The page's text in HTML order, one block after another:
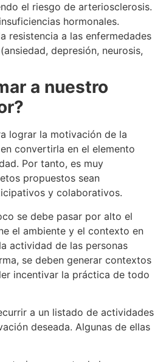
el riesgo de arteriosclerosis.
hormonales.
resistencia a las enfermedades
depresión, neurosis,
a nuestro
lograr la motivación de la
convertirla en el elemento
Por tanto, es muy
propuestos sean
y colaborativos.
se debe pasar por alto el
el ambiente y el contexto en
actividad de las personas
se deben generar contextos
incentivar la práctica de todo
a un listado de actividades
deseada. Algunas de ellas